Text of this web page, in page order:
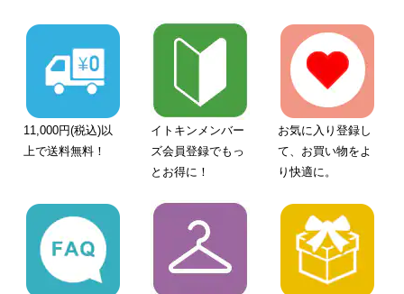
11,000円(税込)以
上で送料無料！
イトキンメンバー
ズ会員登録でもっ
とお得に！
お気に入り登録し
て、お買い物をよ
り快適に。